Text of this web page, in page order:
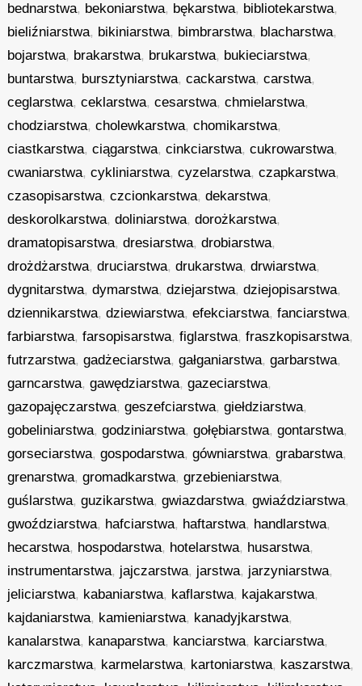
bednarstwa, bekoniarstwa, bękarstwa, bibliotekarstwa,
bieliźniarstwa, bikiniarstwa, bimbrarstwa, blacharstwa,
bojarstwa, brakarstwa, brukarstwa, bukieciarstwa,
buntarstwa, bursztyniarstwa,cackarstwa,carstwa,
ceglarstwa,ceklarstwa,cesarstwa,chmielarstwa,
chodziarstwa,cholewkarstwa,chomikarstwa,
ciastkarstwa,ciągarstwa,cinkciarstwa,cukrowarstwa,
cwaniarstwa,cykliniarstwa,cyzelarstwa,czapkarstwa,
czasopisarstwa,czcionkarstwa,dekarstwa,
deskorolkarstwa,doliniarstwa,dorożkarstwa,
dramatopisarstwa,dresiarstwa,drobiarstwa,
drożdżarstwa,druciarstwa,drukarstwa,drwiarstwa,
dygnitarstwa,dymarstwa,dziejarstwa,dziejopisarstwa,
dziennikarstwa,dziewiarstwa,efekciarstwa,fanciarstwa,
farbiarstwa,farsopisarstwa,figlarstwa,fraszkopisarstwa,
futrzarstwa,gadżeciarstwa,gałganiarstwa,garbarstwa,
garncarstwa,gawędziarstwa,gazeciarstwa,
gazopajęczarstwa,geszefciarstwa,giełdziarstwa,
gobeliniarstwa,godziniarstwa,gołębiarstwa,gontarstwa,
gorseciarstwa,gospodarstwa,gówniarstwa,grabarstwa,
grenarstwa,gromadkarstwa,grzebieniarstwa,
guślarstwa,guzikarstwa,gwiazdarstwa,gwiaździarstwa,
gwoździarstwa, hafciarstwa, haftarstwa, handlarstwa,
hecarstwa, hospodarstwa, hotelarstwa, husarstwa,
instrumentarstwa, jajczarstwa, jarstwa, jarzyniarstwa,
jeliciarstwa, kabaniarstwa, kaflarstwa, kajakarstwa,
kajdaniarstwa, kamieniarstwa, kanadyjkarstwa,
kanalarstwa, kanaparstwa, kanciarstwa, karciarstwa,
karczmarstwa, karmelarstwa, kartoniarstwa, kaszarstwa,